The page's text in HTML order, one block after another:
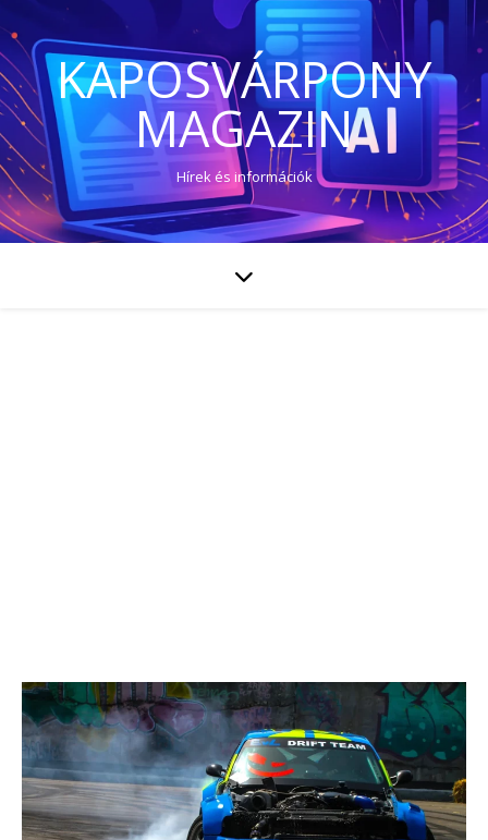
KAPOSVÁRPONY
MAGAZIN
Hírek és információk